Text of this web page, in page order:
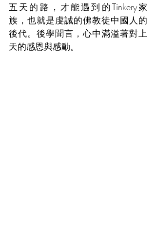
五天的路，才能遇到的Tinkery家
族，也就是虔誠的佛教徒中國人的
後代。後學聞言，心中滿溢著對上
天的感恩與感動。